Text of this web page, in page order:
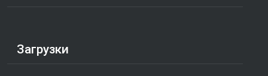
Загрузки